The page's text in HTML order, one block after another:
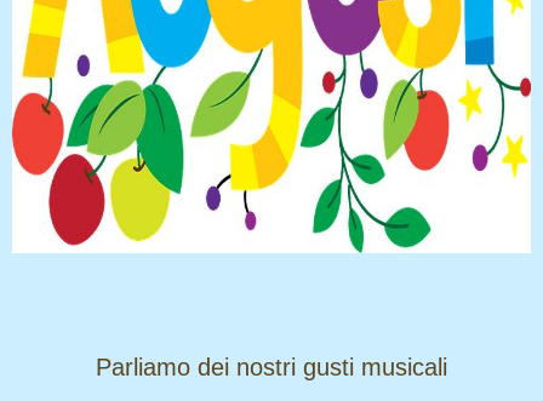
​​​​​​​Parliamo dei nostri gusti musicali